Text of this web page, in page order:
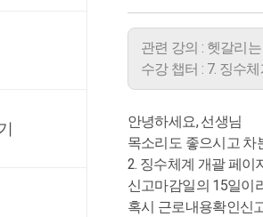
관련 강의 : 헷갈리
수강 챕터 : 7. 징수
안녕하세요, 선생님
목소리도 좋으시고 차
2. 징수체계 개괄 페이
신고마감일의 15일이
혹시 근로내용확인신